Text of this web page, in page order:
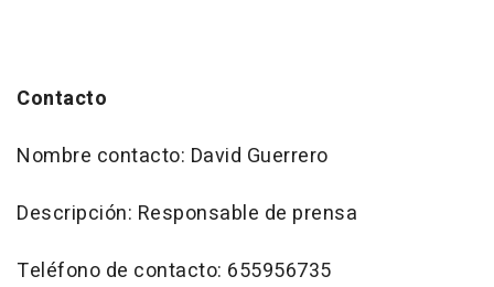
Contacto
Nombre contacto: David Guerrero
Descripción: Responsable de prensa
Teléfono de contacto: 655956735